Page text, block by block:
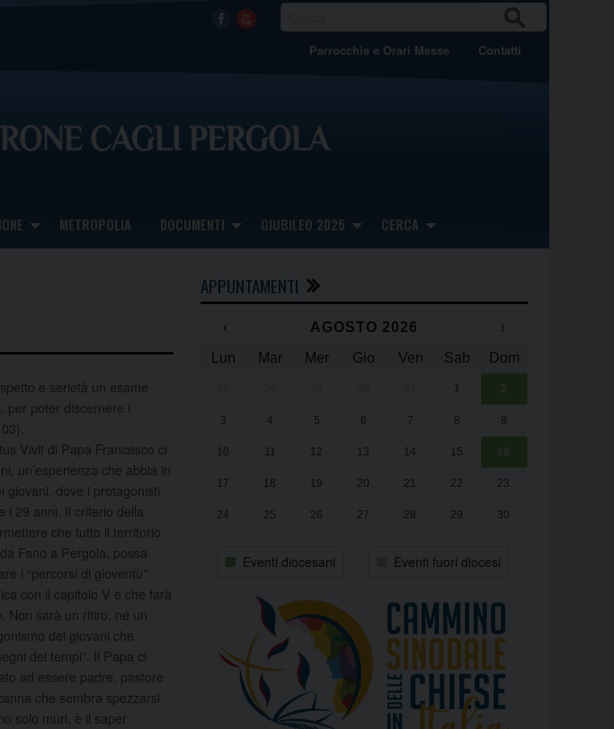
Facebook
Youtube CA
Parrocchie e Orari Messe Contatti
METROPOLIA DOCUMENTI GIUBILEO 2025 CERCA
e serietà un esame
per poter discernere i
Vivit di Papa Francesco ci
un’esperienza che abbia in
giovani, dove i protagonisti
i 29 anni. Il criterio della
che tutto il territorio
Fano a Pergola, possa
i “percorsi di gioventù”
con il capitolo V e che farà
Non sarà un ritiro, né un
dei giovani che
dei tempi”. Il Papa ci
ad essere padre, pastore
che sembra spezzarsi
solo muri, è il saper
APPUNTAMENTI
‹ AGOSTO 2026
›
Lun
Mar Mer Gio Ven Sab Dom
1 2
3 4 5 6 7 8 9
10 11 12 13 14 15 16
17 18 19 20 21 22 23
24 25 26 27 28 29 30
Eventi diocesani Eventi fuori diocesi